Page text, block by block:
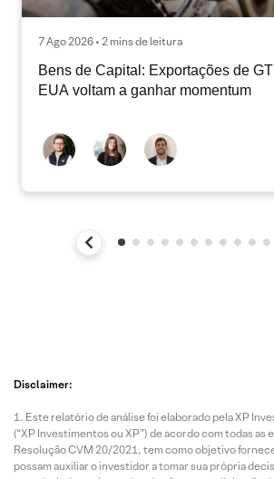
7 Ago 2026 • 2 mins de leitura
Bens de Capital: Exportações de
EUA voltam a ganhar momentum
Disclaimer:
Este relatório de análise foi elaborado pela XP
(“XP Investimentos ou XP”) de acordo com todas as
Resolução CVM 20/2021, tem como objetivo
possam auxiliar o investidor a tomar sua própria